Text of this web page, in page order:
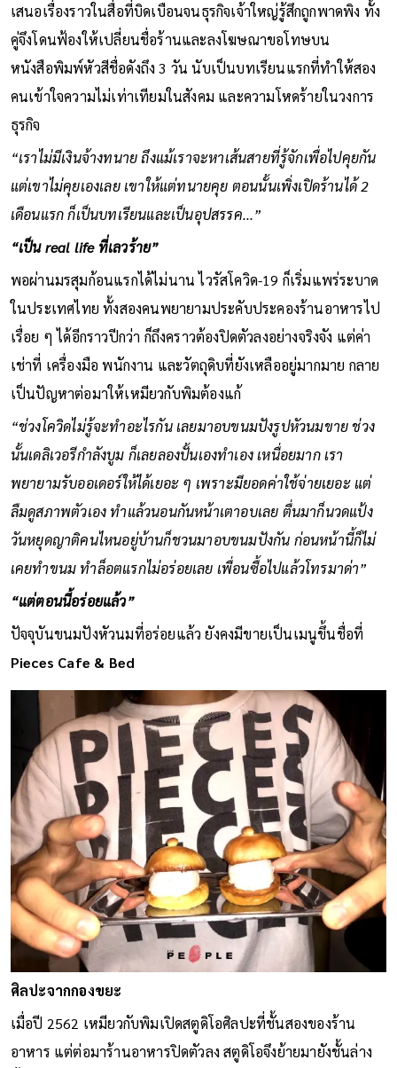
เสนอเรื่องราวในสื่อที่บิดเบือนจนธุรกิจเจ้าใหญ่รู้สึกถูกพาดพิง ทั้ง
คู่จึงโดนฟ้องให้เปลี่ยนชื่อร้านและลงโฆษณาขอโทษบน
หนังสือพิมพ์หัวสีชื่อดังถึง 3 วัน นับเป็นบทเรียนแรกที่ทำให้สอง
คนเข้าใจความไม่เท่าเทียมในสังคม และความโหดร้ายในวงการ
ธุรกิจ
“เราไม่มีเงินจ้างทนาย ถึงแม้เราจะหาเส้นสายที่รู้จักเพื่อไปคุยกัน
แต่เขาไม่คุยเองเลย เขาให้แต่ทนายคุย ตอนนั้นเพิ่งเปิดร้านได้ 2
เดือนแรก ก็เป็นบทเรียนและเป็นอุปสรรค...”
“เป็น real life ที่เลวร้าย”
พอผ่านมรสุมก้อนแรกได้ไม่นาน ไวรัสโควิด-19 ก็เริ่มแพร่ระบาด
ในประเทศไทย ทั้งสองคนพยายามประคับประคองร้านอาหารไป
เรื่อย ๆ ได้อีกราวปีกว่า ก็ถึงคราวต้องปิดตัวลงอย่างจริงจัง แต่ค่า
เช่าที่ เครื่องมือ พนักงาน และวัตถุดิบที่ยังเหลืออยู่มากมาย กลาย
เป็นปัญหาต่อมาให้เหมียวกับพิมต้องแก้
“ช่วงโควิดไม่รู้จะทำอะไรกัน เลยมาอบขนมปังรูปหัวนมขาย ช่วง
นั้นเดลิเวอรีกำลังบูม ก็เลยลองปั้นเองทำเอง เหนื่อยมาก เรา
พยายามรับออเดอร์ให้ได้เยอะ ๆ เพราะมียอดค่าใช้จ่ายเยอะ แต่
ลืมดูสภาพตัวเอง ทำแล้วนอนกันหน้าเตาอบเลย ตื่นมาก็นวดแป้ง
วันหยุดญาติคนไหนอยู่บ้านก็ชวนมาอบขนมปังกัน ก่อนหน้านี้ก็ไม่
เคยทำขนม ทำล็อตแรกไม่อร่อยเลย เพื่อนซื้อไปแล้วโทรมาด่า”
“แต่ตอนนี้อร่อยแล้ว”
ปัจจุบันขนมปังหัวนมที่อร่อยแล้ว ยังคงมีขายเป็นเมนูขึ้นชื่อที่
Pieces Cafe & Bed
ศิลปะจากกองขยะ
เมื่อปี 2562 เหมียวกับพิมเปิดสตูดิโอศิลปะที่ชั้นสองของร้าน
อาหาร แต่ต่อมาร้านอาหารปิดตัวลง สตูดิโอจึงย้ายมายังชั้นล่าง